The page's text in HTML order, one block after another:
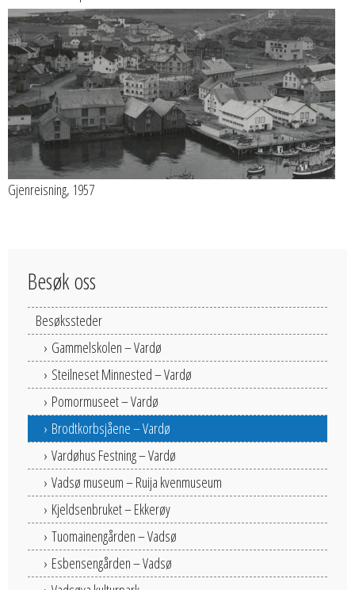
Gjenreisning, 1957
Besøk oss
Besøkssteder
Gammelskolen – Vardø
Steilneset Minnested – Vardø
Pomormuseet – Vardø
Brodtkorbsjåene – Vardø
Vardøhus Festning – Vardø
Vadsø museum – Ruija kvenmuseum
Kjeldsenbruket – Ekkerøy
Tuomainengården – Vadsø
Esbensengården – Vadsø